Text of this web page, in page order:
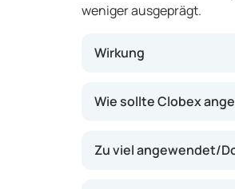
weniger ausgeprägt.
Wirkung
der Haut hemmt.
die auf mildere
Wie sollte Clobex
Zu viel angewendet/